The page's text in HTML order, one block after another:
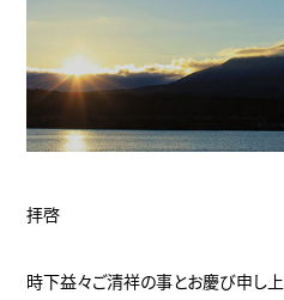
拝啓
時下益々ご清祥の事とお慶び申し上